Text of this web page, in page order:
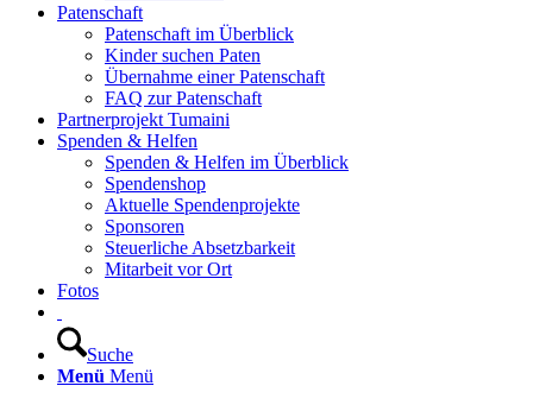
Patenschaft
Patenschaft im Überblick
Kinder suchen Paten
Übernahme einer Patenschaft
FAQ zur Patenschaft
Partnerprojekt Tumaini
Spenden & Helfen
Spenden & Helfen im Überblick
Spendenshop
Aktuelle Spendenprojekte
Sponsoren
Steuerliche Absetzbarkeit
Mitarbeit vor Ort
Fotos
Suche
Menü Menü